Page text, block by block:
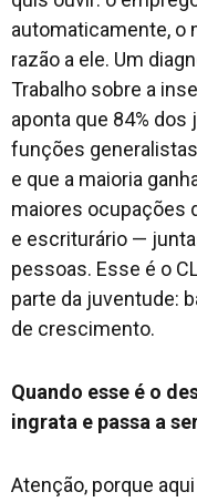
automaticamente, o
razão a ele. Um
Trabalho sobre a
aponta que 84%
funções
e que a maioria
maiores ocupações
e escriturário —
pessoas. Esse é o
parte da juventude:
de crescimento.
Quando esse é o
ingrata e passa a
Atenção, porque